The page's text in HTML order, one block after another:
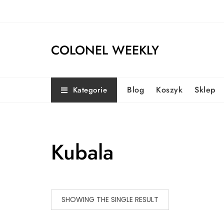
COLONEL WEEKLY
Kategorie Blog Koszyk Sklep
Kubala
SHOWING THE SINGLE RESULT